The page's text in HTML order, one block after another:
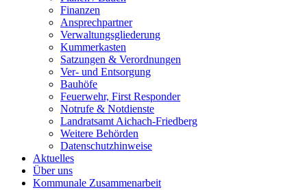
Finanzen
Ansprechpartner
Verwaltungsgliederung
Kummerkasten
Satzungen & Verordnungen
Ver- und Entsorgung
Bauhöfe
Feuerwehr, First Responder
Notrufe & Notdienste
Landratsamt Aichach-Friedberg
Weitere Behörden
Datenschutzhinweise
Aktuelles
Über uns
Kommunale Zusammenarbeit